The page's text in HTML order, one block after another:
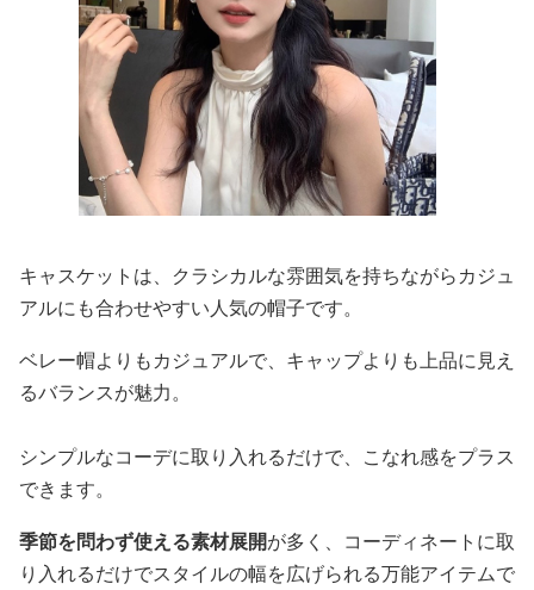
キャスケットは、クラシカルな雰囲気を持ちながらカジュ
アルにも合わせやすい人気の帽子です。
ベレー帽よりもカジュアルで、キャップよりも上品に見え
るバランスが魅力。
シンプルなコーデに取り入れるだけで、こなれ感をプラス
できます。
季節を問わず使える素材展開が多く、コーディネートに取
り入れるだけでスタイルの幅を広げられる万能アイテムで